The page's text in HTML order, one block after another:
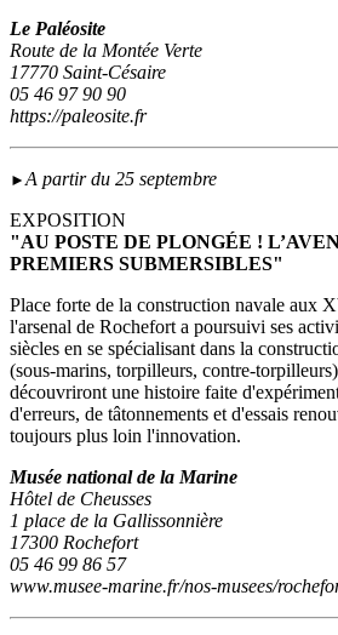
Le Paléosite
Route de la Montée Verte
17770 Saint-Césaire
05 46 97 90 90
https://paleosite.fr
►A partir du 25 septembre
EXPOSITION
"AU POSTE DE PLONGÉE !
PREMIERS SUBMERSIBLES"
Place forte de la construction navale aux
l'arsenal de Rochefort a poursuivi ses
siècles en se spécialisant dans la
(sous‑marins, torpilleurs, contre-
découvriront une histoire faite
d'erreurs, de tâtonnements et d'essais
toujours plus loin l'innovation.
Musée national de la Marine
Hôtel de Cheusses
1 place de la Gallissonnière
17300 Rochefort
05 46 99 86 57
www.musee-marine.fr/nos-musees/